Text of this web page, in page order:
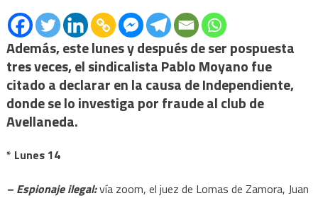
judicial
de
la
semana:
siguen
las
causa
Además, este lunes y después de ser pospuesta
tres veces, el sindicalista Pablo Moyano fue
citado a declarar en la causa de Independiente,
donde se lo investiga por fraude al club de
Avellaneda.
* Lunes 14
– Espionaje ilegal:vía zoom, el juez de Lomas de Zamora, Juan